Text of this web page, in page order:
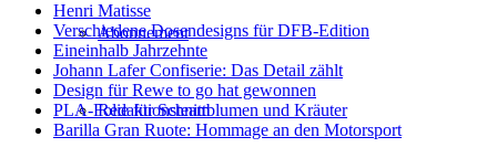
Abonnement
Redaktionsteam
Henri Matisse
Verschiedene Dosendesigns für DFB-Edition
Eineinhalb Jahrzehnte
Johann Lafer Confiserie: Das Detail zählt
Design für Rewe to go hat gewonnen
PLA-Folie für Schnittblumen und Kräuter
Barilla Gran Ruote: Hommage an den Motorsport